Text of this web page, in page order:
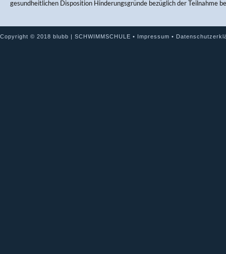
gesundheitlichen Disposition Hinderungsgründe bezüglich der Teilnahme
Copyright © 2018 blubb | SCHWIMMSCHULE • Impressum •